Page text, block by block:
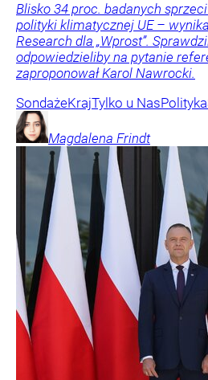
Blisko 34 proc. badanych
polityki klimatycznej UE –
Research dla „Wprost”.
odpowiedzieliby na pytanie
zaproponował Karol Nawrocki.
SondażeKrajTylko u NasPolityka
Magdalena Frindt